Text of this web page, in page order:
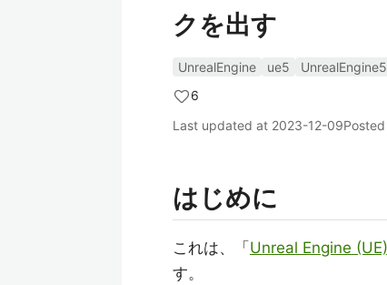
クを出す
UnrealEngine ue5
UnrealEngine5
6
Last updated at 2023-12-09
はじめに
これは、「 Unreal Engine
す。